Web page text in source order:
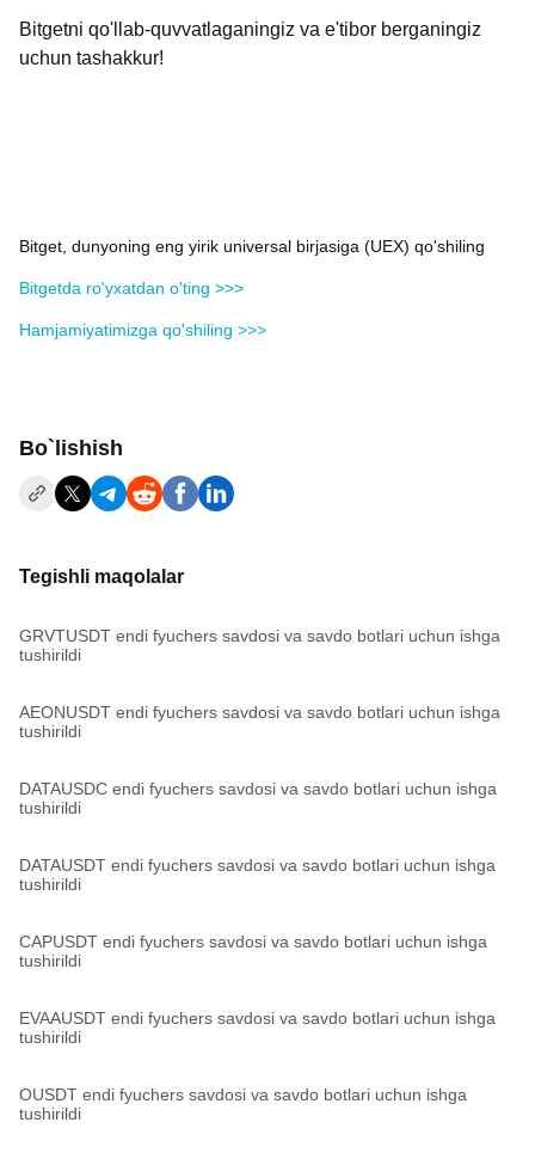
Bitgetni qo'llab-quvvatlaganingiz va e'tibor berganingiz
uchun tashakkur!
Bitget, dunyoning eng yirik universal birjasiga (UEX) qo'shiling
Bitgetda ro'yxatdan o'ting >>>
Hamjamiyatimizga qo'shiling >>>
Bo`lishish
Tegishli maqolalar
GRVTUSDT endi fyuchers savdosi va savdo botlari uchun ishga
tushirildi
AEONUSDT endi fyuchers savdosi va savdo botlari uchun ishga
tushirildi
DATAUSDC endi fyuchers savdosi va savdo botlari uchun ishga
tushirildi
DATAUSDT endi fyuchers savdosi va savdo botlari uchun ishga
tushirildi
CAPUSDT endi fyuchers savdosi va savdo botlari uchun ishga
tushirildi
EVAAUSDT endi fyuchers savdosi va savdo botlari uchun ishga
tushirildi
OUSDT endi fyuchers savdosi va savdo botlari uchun ishga
tushirildi